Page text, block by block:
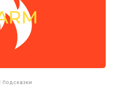
Подсказки